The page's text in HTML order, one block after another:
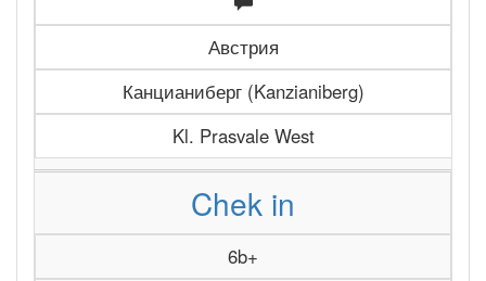
Австрия
Канцианиберг (Kanzianiberg)
Kl. Prasvale West
Chek in
6b+